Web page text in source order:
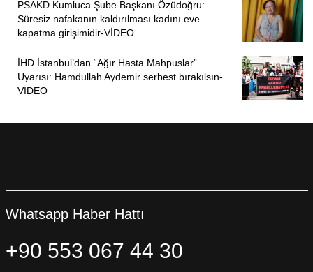
PSAKD Kumluca Şube Başkanı Özüdoğru:
Süresiz nafakanın kaldırılması kadını eve
kapatma girişimidir-VİDEO
İHD İstanbul’dan “Ağır Hasta Mahpuslar”
Uyarısı: Hamdullah Aydemir serbest bırakılsın-
VİDEO
Whatsapp Haber Hattı
+90 553 067 44 30